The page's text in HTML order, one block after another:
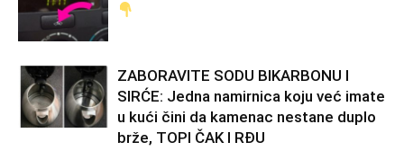
ZABORAVITE SODU BIKARBONU I
SIRĆE: Jedna namirnica koju već imate
u kući čini da kamenac nestane duplo
brže, TOPI ČAK I RĐU